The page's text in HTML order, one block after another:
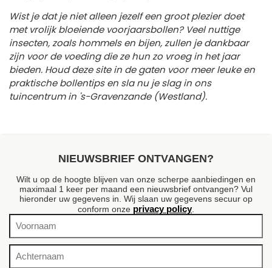
Wist je dat je niet alleen jezelf een groot plezier doet
met vrolijk bloeiende voorjaarsbollen? Veel nuttige
insecten, zoals hommels en bijen, zullen je dankbaar
zijn voor de voeding die ze hun zo vroeg in het jaar
bieden. Houd deze site in de gaten voor meer leuke en
praktische bollentips en sla nu je slag in ons
tuincentrum in 's-Gravenzande (Westland).
NIEUWSBRIEF ONTVANGEN?
Wilt u op de hoogte blijven van onze scherpe aanbiedingen en
maximaal 1 keer per maand een nieuwsbrief ontvangen? Vul
hieronder uw gegevens in. Wij slaan uw gegevens secuur op
conform onze privacy policy.